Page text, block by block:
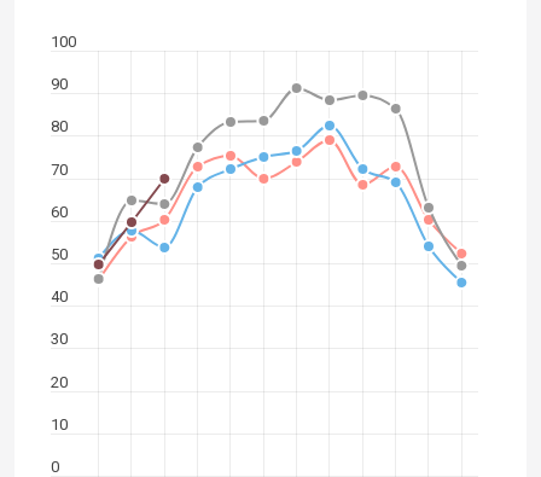
0
10
20
30
40
50
60
70
80
90
100